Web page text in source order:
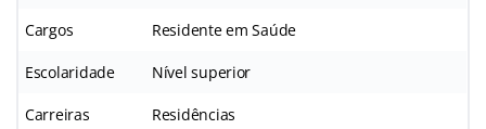
Cargos Residente em Saúde
Escolaridade Nível superior
Carreiras Residências